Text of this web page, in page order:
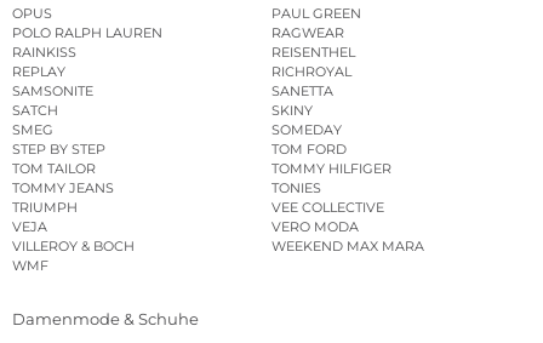
OPUS
PAUL GREEN
POLO RALPH LAUREN
RAGWEAR
RAINKISS
REISENTHEL
REPLAY
RICHROYAL
SAMSONITE
SANETTA
SATCH
SKINY
SMEG
SOMEDAY
STEP BY STEP
TOM FORD
TOM TAILOR
TOMMY HILFIGER
TOMMY JEANS
TONIES
TRIUMPH
VEE COLLECTIVE
VEJA
VERO MODA
VILLEROY & BOCH
WEEKEND MAX MARA
WMF
Damenmode & Schuhe